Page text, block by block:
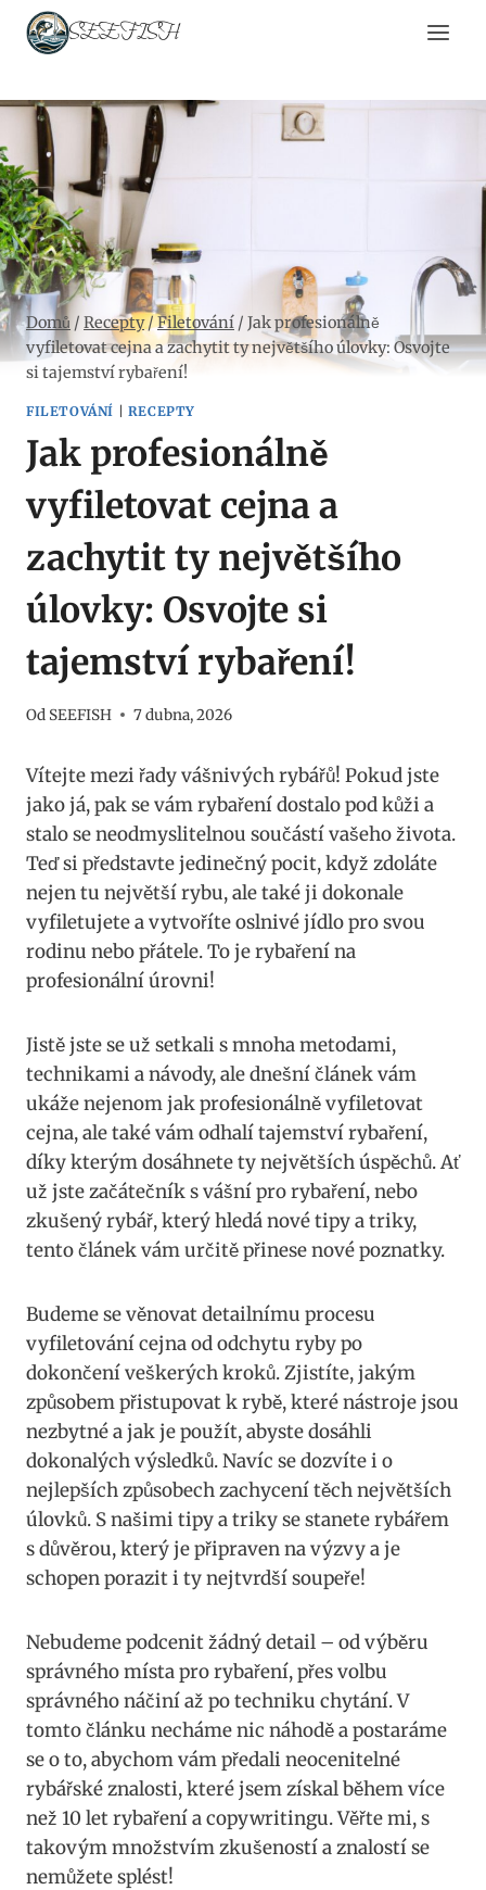
Přeskočit
SEEFISH
Domů / Recepty/Filetování / Jak profesionálně
vyfiletovat cejna a zachytit ty největšího úlovky: Osvojte
si tajemství rybaření!
FILETOVÁNÍ RECEPTY
Jak profesionálně
vyfiletovat cejna a
zachytit ty největšího
úlovky: Osvojte si
tajemství rybaření!
Od SEEFISH 7 dubna, 2026
Vítejte mezi řady vášnivých rybářů! Pokud jste
jako já, pak se vám rybaření dostalo pod kůži a
stalo se neodmyslitelnou součástí vašeho života.
Teď si představte jedinečný pocit, když zdoláte
nejen tu největší rybu, ale také ji dokonale
vyfiletujete a vytvoříte oslnivé jídlo pro svou
rodinu nebo přátele. To je rybaření na
profesionální úrovni!
Jistě jste se už setkali s mnoha metodami,
technikami a návody, ale dnešní článek vám
ukáže nejenom jak profesionálně vyfiletovat
cejna, ale také vám odhalí tajemství rybaření,
díky kterým dosáhnete ty největších úspěchů. Ať
už jste začátečník s vášní pro rybaření, nebo
zkušený rybář, který hledá nové tipy a triky,
tento článek vám určitě přinese nové poznatky.
Budeme se věnovat detailnímu procesu
vyfiletování cejna od odchytu ryby po
dokončení veškerých kroků. Zjistíte, jakým
způsobem přistupovat k rybě, které nástroje jsou
nezbytné a jak je použít, abyste dosáhli
dokonalých výsledků. Navíc se dozvíte i o
nejlepších způsobech zachycení těch největších
úlovků. S našimi tipy a triky se stanete rybářem
s důvěrou, který je připraven na výzvy a je
schopen porazit i ty nejtvrdší soupeře!
Nebudeme podcenit žádný detail – od výběru
správného místa pro rybaření, přes volbu
správného náčiní až po techniku chytání. V
tomto článku necháme nic náhodě a postaráme
se o to, abychom vám předali neocenitelné
rybářské znalosti, které jsem získal během více
než 10 let rybaření a copywritingu. Věřte mi, s
takovým množstvím zkušeností a znalostí se
nemůžete splést!